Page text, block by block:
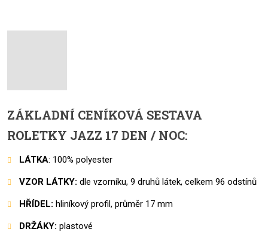
ZÁKLADNÍ CENÍKOVÁ SESTAVA
ROLETKY JAZZ 17 DEN / NOC:
LÁTKA: 100% polyester
VZOR LÁTKY: dle vzorníku, 9 druhů látek, celkem 96 odstínů
HŘÍDEL: hliníkový profil, průměr 17 mm
DRŽÁKY: plastové